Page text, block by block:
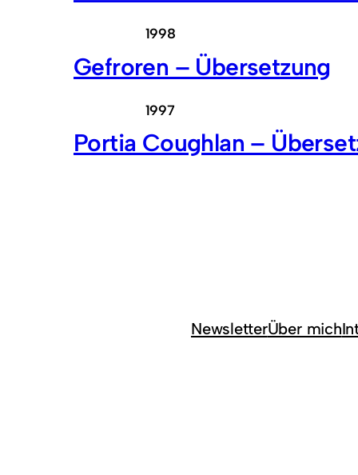
1998
Gefroren – Übersetzung
1997
Portia Coughlan –
NewsletterÜber mich